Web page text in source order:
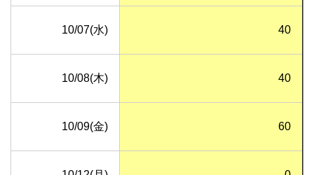
10/07(水) 40
10/08(木) 40
10/09(金) 60